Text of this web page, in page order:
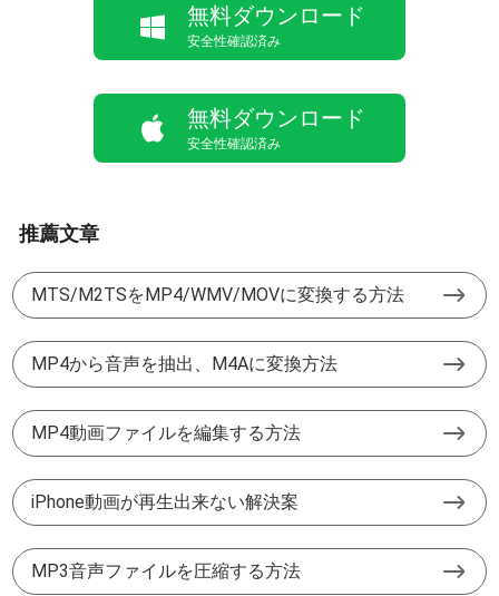
無料ダウンロード
安全性確認済み
無料ダウンロード
安全性確認済み
推薦文章
MTS/M2TSをMP4/WMV/MOVに変換する方法
MP4から音声を抽出、M4Aに変換方法
MP4動画ファイルを編集する方法
iPhone動画が再生出来ない解決案
MP3音声ファイルを圧縮する方法